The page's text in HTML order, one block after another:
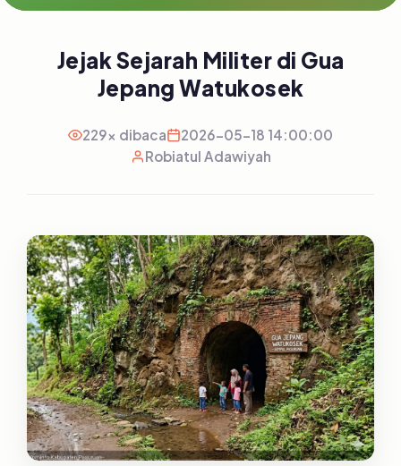
Jejak Sejarah Militer di Gua
Jepang Watukosek
229x dibaca
2026-05-18 14:00:00
Robiatul Adawiyah